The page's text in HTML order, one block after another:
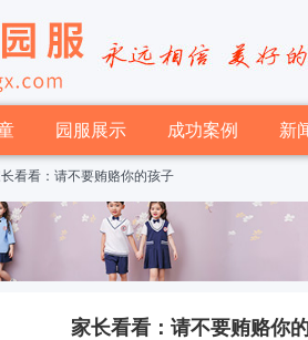
园服展示 成功案例 新
看看：请不要贿赂你的孩子
家长看看：请不要贿赂你